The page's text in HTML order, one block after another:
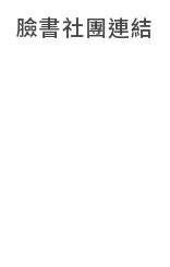
臉書社團連結